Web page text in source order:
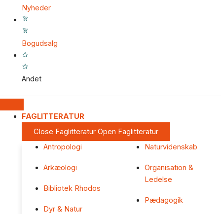
Nyheder
Bogudsalg
Andet
FAGLITTERATUR
Close Faglitteratur Open Faglitteratur
Antropologi
Arkæologi
Bibliotek Rhodos
Dyr & Natur
Naturvidenskab
Organisation &
Ledelse
Pædagogik